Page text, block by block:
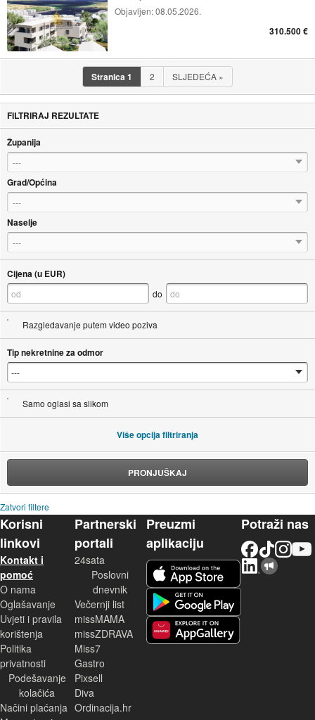
Objavljen:08.05.2026.
310.500 €
Stranica1 2 SLJEDEĆA »
FILTRIRAJ REZULTATE
Županija
---
Grad/Općina
---
Naselje
---
Cijena (u EUR)
do
Razgledavanje putem video poziva
Tip nekretnine za odmor
Samo oglasi sa slikom
Više opcija filtriranja
PRONJUŠKAJ
Zatvori filtere
Korisni
linkovi
Kontakt i
pomoć
O nama
Oglašavanje
Uvjeti i pravila
korištenja
Politika
privatnosti
Podešavanje
kolačića
Načini plaćanja
Partnerski
portali
24sata
Poslovni
dnevnik
Večernji list
missMAMA
missZDRAVA
Miss7
Gastro
Pixsell
Diva
Ordinacija.hr
Preuzmi
aplikaciju
Potraži nas